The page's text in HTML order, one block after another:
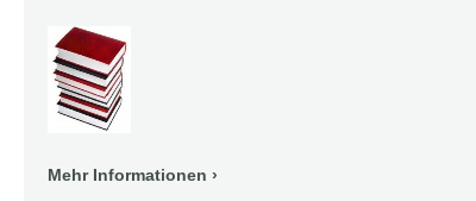
Mehr Informationen